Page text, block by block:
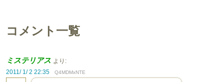
コメント一覧
ミステリアス より:
2011/ 1/ 2 22:35
Q4MDMxNTE